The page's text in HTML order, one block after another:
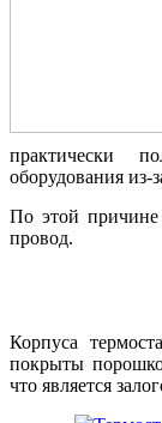
практически
оборудования из-
По этой причине
провод.
Корпуса
покрыты
что является